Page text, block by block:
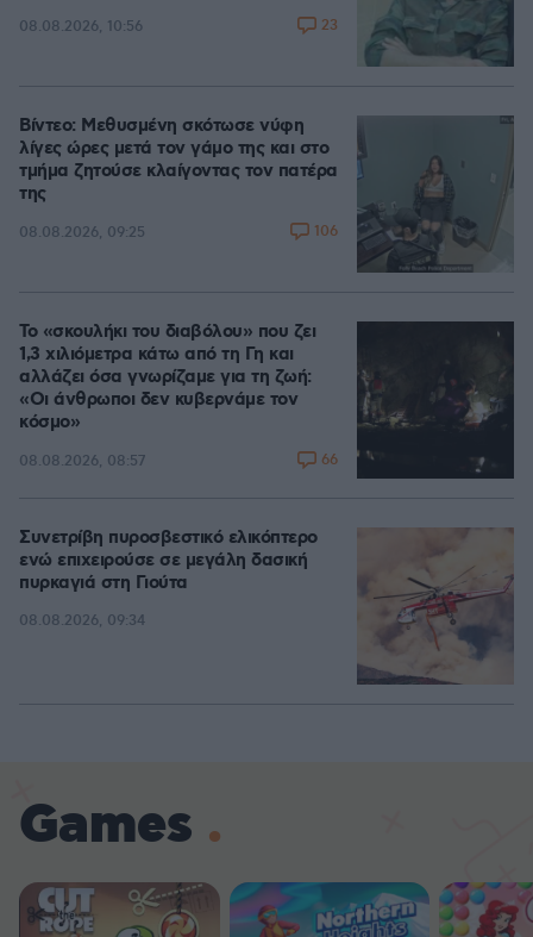
08.08.2026, 10:56 23
Βίντεο: Μεθυσμένη σκότωσε νύφη
λίγες ώρες μετά τον γάμο της και στο
τμήμα ζητούσε κλαίγοντας τον πατέρα
της
08.08.2026, 09:25 106
Το «σκουλήκι του διαβόλου» που ζει
1,3 χιλιόμετρα κάτω από τη Γη και
αλλάζει όσα γνωρίζαμε για τη ζωή:
«Οι άνθρωποι δεν κυβερνάμε τον
κόσμο»
08.08.2026, 08:57 66
Συνετρίβη πυροσβεστικό ελικόπτερο
ενώ επιχειρούσε σε μεγάλη δασική
πυρκαγιά στη Γιούτα
08.08.2026, 09:34
Games